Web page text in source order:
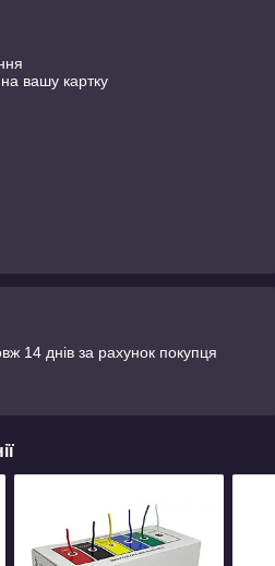
вашу картку
14 днів за рахунок покупця